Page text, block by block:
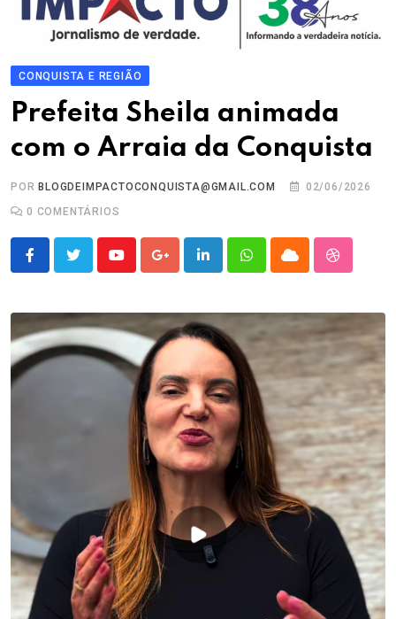
CONQUISTA E REGIÃO
Prefeita Sheila animada
com o Arraia da Conquista
POR BLOGDEIMPACTOCONQUISTA@GMAIL.COM
02/06/2026
0 COMENTÁRIOS
YoutubeGoogle+LinkedInWhatsappCloud